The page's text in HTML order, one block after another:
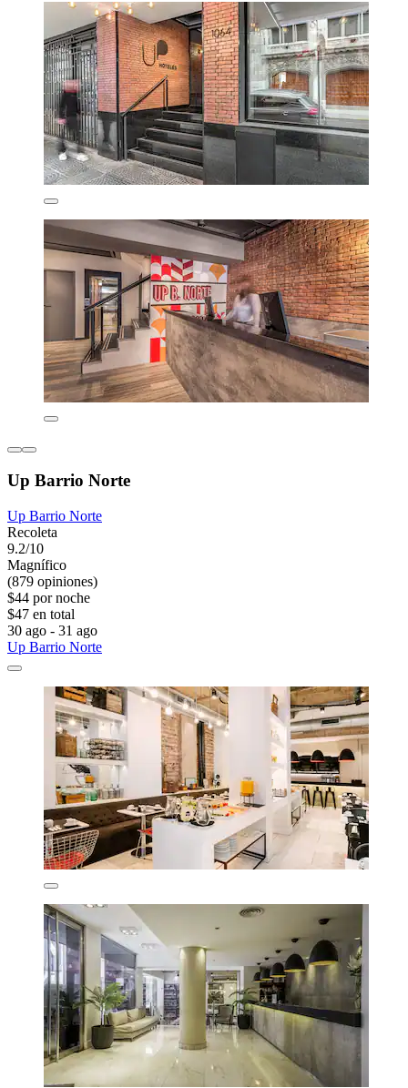
Up Barrio Norte
Up Barrio Norte
Recoleta
9.2/10
Magnífico
(879 opiniones)
$44 por noche
$47 en total
30 ago - 31 ago
Up Barrio Norte